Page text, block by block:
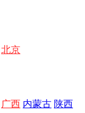
北京
广西 内蒙古 陕西